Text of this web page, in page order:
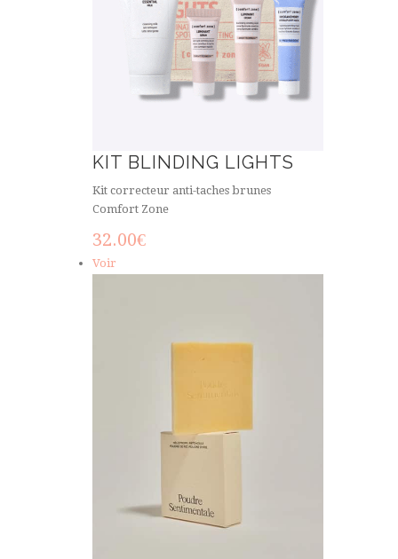
KIT BLINDING LIGHTS
Kit correcteur anti-taches brunes
Comfort Zone
32.00€
Voir